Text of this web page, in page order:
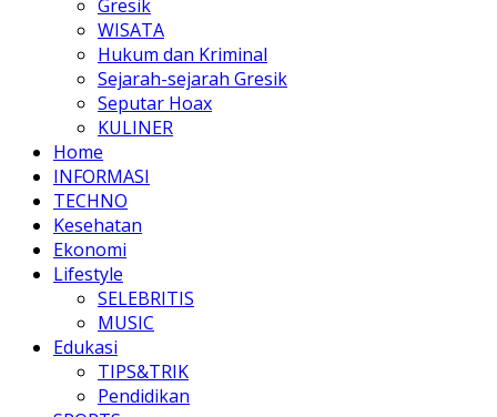
Gresik
WISATA
Hukum dan Kriminal
Sejarah-sejarah Gresik
Seputar Hoax
KULINER
Home
INFORMASI
TECHNO
Kesehatan
Ekonomi
Lifestyle
SELEBRITIS
MUSIC
Edukasi
TIPS&TRIK
Pendidikan